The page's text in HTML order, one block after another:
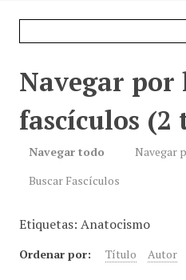
Navegar por
fascículos (2
Navegar todo
Navegar
Buscar Fascículos
Etiquetas: Anatocismo
Ordenar por: Título Autor